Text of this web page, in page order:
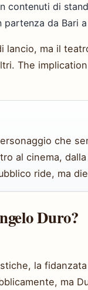
contenuti di
partenza da Bari
lancio, ma il
The
che
al cinema,
ride, ma
Duro?
la
ma